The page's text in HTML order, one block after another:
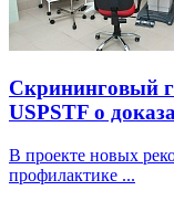
Скрининговый
USPSTF о
В проекте новых
профилактике ...